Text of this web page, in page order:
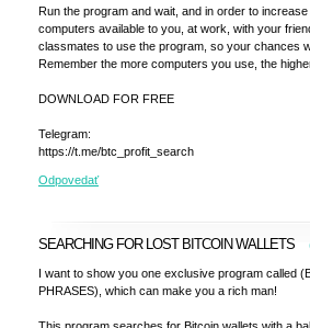
Run the program and wait, and in order to
computers available to you, at work, with your
classmates to use the program, so your chances
Remember the more computers you use, the
DOWNLOAD FOR FREE
Telegram:
https://t.me/btc_profit_search
Odpovedať
SEARCHING FOR LOST BITCOIN WALLETS
I want to show you one exclusive program called
PHRASES), which can make you a rich man!